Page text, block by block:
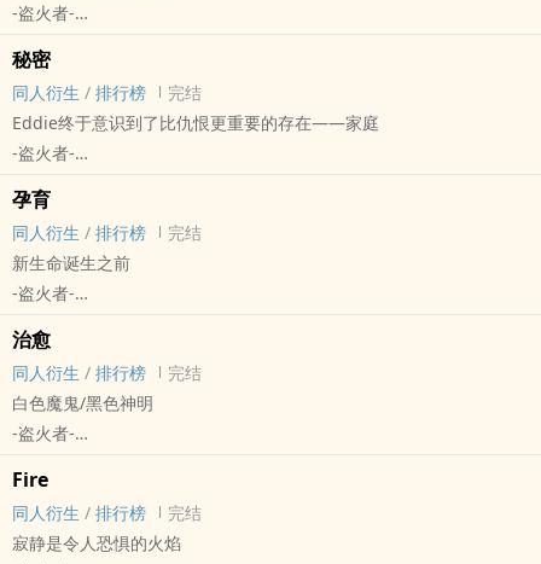
-盗火者-
- Eddie Brock/Venom Symbiote 同人衍生 - 短篇 - 完结 - 其他性向
动漫同人
秘密
同人衍生 / 排行榜
完结
Eddie终于意识到了比仇恨更重要的存在——家庭
-盗火者-
- Eddie Brock/Venom Symbiote 同人衍生 - 短篇 - 完结 - 其他性向
动漫同人
孕育
同人衍生 / 排行榜
完结
新生命诞生之前
-盗火者-
结 - 其他性向
动漫同人
治愈
同人衍生 / 排行榜
完结
白色魔鬼/黑色神明
-盗火者-
动漫同人
Fire
同人衍生 / 排行榜
完结
寂静是令人恐惧的火焰